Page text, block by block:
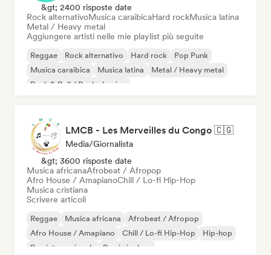
&gt; 2400 risposte date
Rock alternativoMusica caraibicaHard rockMusica latina
Metal / Heavy metal
Aggiungere artisti nelle mie playlist più seguite
Reggae Rock alternativo Hard rock
Pop Punk
Musica caraibica
Musica latina
Metal / Heavy metal
Rock & Roll / Rock classico
LMCB - Les Merveilles du Congo 🇨🇬
Media/Giornalista
&gt; 3600 risposte date
Musica africanaAfrobeat / Afropop
Afro House / AmapianoChill / Lo-fi Hip-Hop
Musica cristiana
Scrivere articoli
Reggae Musica africana
Afrobeat / Afropop
Afro House / Amapiano
Chill / Lo-fi Hip-Hop
Hip-hop
Rap internazionale
Rap in inglese